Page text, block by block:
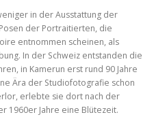
in der Ausstattung der
der Portraitierten, die
entnommen scheinen, als
In der Schweiz entstanden die
in Kamerun erst rund 90 Jahre
Ära der Studiofotografie schon
erlebte sie dort nach der
1960er Jahre eine Blütezeit.